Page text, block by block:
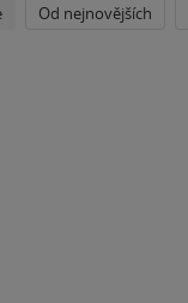
Od nejnovějších